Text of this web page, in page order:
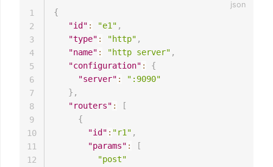
{
"id" : "e1" ,
"type" : "http" ,
"name" : "http server" ,
"configuration" :
{
"server" :
":9090"
} ,
"routers" :
[
{
"id" : "r1" ,
"params" :
[
"post"
1
2
3
4
5
6
7
8
9
10
11
12